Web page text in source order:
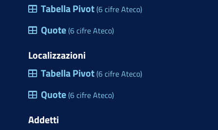
Tabella Pivot(6 cifre Ateco)
Quote(6 cifre Ateco)
Localizzazioni
Tabella Pivot(6 cifre Ateco)
Quote(6 cifre Ateco)
Addetti